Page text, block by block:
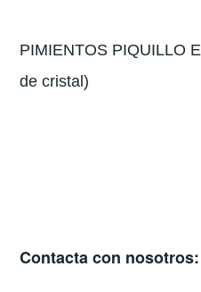
PIMIENTOS PIQUILLO
de cristal)
Contacta con nosotros: